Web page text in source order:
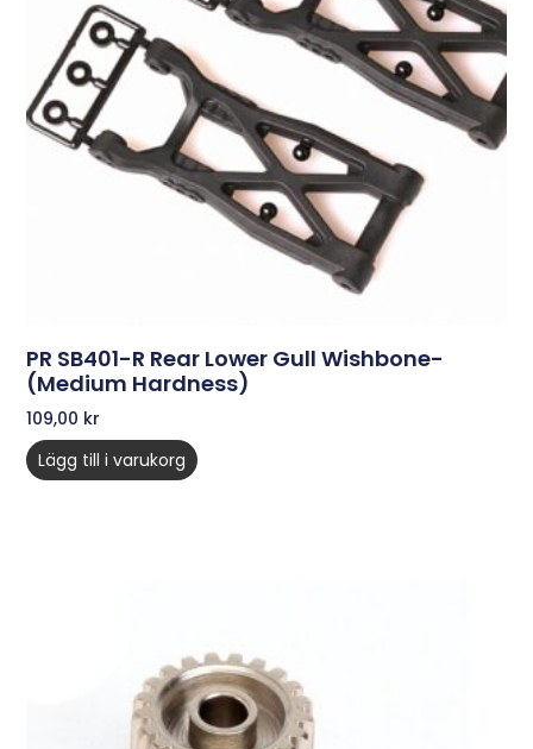
PR SB401-R Rear Lower Gull Wishbone-
(medium Hardness)
109,00 kr
Lägg till i varukorg